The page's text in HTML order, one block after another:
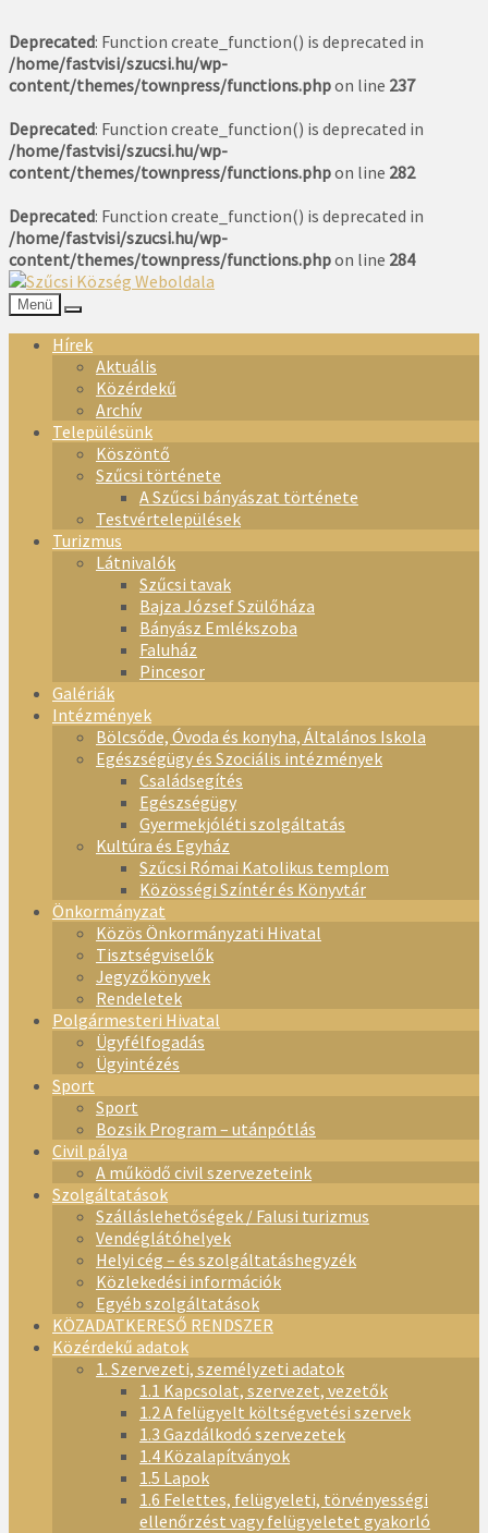
Deprecated: Function create_function() is deprecated in
/home/fastvisi/szucsi.hu/wp-
content/themes/townpress/functions.phpon line 237
Deprecated: Function create_function() is deprecated in
/home/fastvisi/szucsi.hu/wp-
content/themes/townpress/functions.phpon line 282
Deprecated: Function create_function() is deprecated in
/home/fastvisi/szucsi.hu/wp-
content/themes/townpress/functions.phpon line 284
Menü
Hírek
Aktuális
Közérdekű
Archív
Településünk
Köszöntő
Szűcsi története
A Szűcsi bányászat története
Testvértelepülések
Turizmus
Látnivalók
Szűcsi tavak
Bajza József Szülőháza
Bányász Emlékszoba
Faluház
Pincesor
Galériák
Intézmények
Bölcsőde, Óvoda és konyha, Általános Iskola
Egészségügy és Szociális intézmények
Családsegítés
Egészségügy
Gyermekjóléti szolgáltatás
Kultúra és Egyház
Szűcsi Római Katolikus templom
Közösségi Színtér és Könyvtár
Önkormányzat
Közös Önkormányzati Hivatal
Tisztségviselők
Jegyzőkönyvek
Rendeletek
Polgármesteri Hivatal
Ügyfélfogadás
Ügyintézés
Sport
Sport
Bozsik Program – utánpótlás
Civil pálya
A működő civil szervezeteink
Szolgáltatások
Szálláslehetőségek / Falusi turizmus
Vendéglátóhelyek
Helyi cég – és szolgáltatáshegyzék
Közlekedési információk
Egyéb szolgáltatások
KÖZADATKERESŐ RENDSZER
Közérdekű adatok
1. Szervezeti, személyzeti adatok
1.1 Kapcsolat, szervezet, vezetők
1.2 A felügyelt költségvetési szervek
1.3 Gazdálkodó szervezetek
1.4 Közalapítványok
1.5 Lapok
1.6 Felettes, felügyeleti, törvényességi
ellenőrzést vagy felügyeletet gyakorló